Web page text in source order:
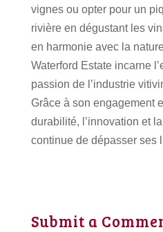
vignes ou opter pour un
rivière en dégustant les
en harmonie avec la
Waterford Estate incarne
passion de l’industrie
Grâce à son engagement
durabilité, l’innovation et
continue de dépasser ses
Submit a